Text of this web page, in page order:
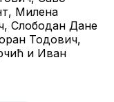
Милена
Слободан Дане
Тодович,
и Иван